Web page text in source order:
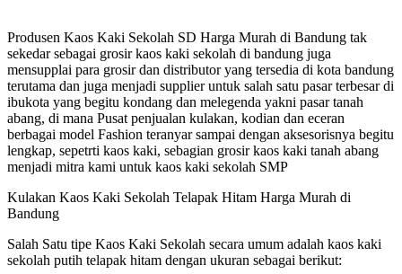
Produsen Kaos Kaki Sekolah SD Harga Murah di Bandung tak
sekedar sebagai grosir kaos kaki sekolah di bandung juga
mensupplai para grosir dan distributor yang tersedia di kota bandung
terutama dan juga menjadi supplier untuk salah satu pasar terbesar di
ibukota yang begitu kondang dan melegenda yakni pasar tanah
abang, di mana Pusat penjualan kulakan, kodian dan eceran
berbagai model Fashion teranyar sampai dengan aksesorisnya begitu
lengkap, sepetrti kaos kaki, sebagian grosir kaos kaki tanah abang
menjadi mitra kami untuk kaos kaki sekolah SMP
Kulakan Kaos Kaki Sekolah Telapak Hitam Harga Murah di
Bandung
Salah Satu tipe Kaos Kaki Sekolah secara umum adalah kaos kaki
sekolah putih telapak hitam dengan ukuran sebagai berikut: